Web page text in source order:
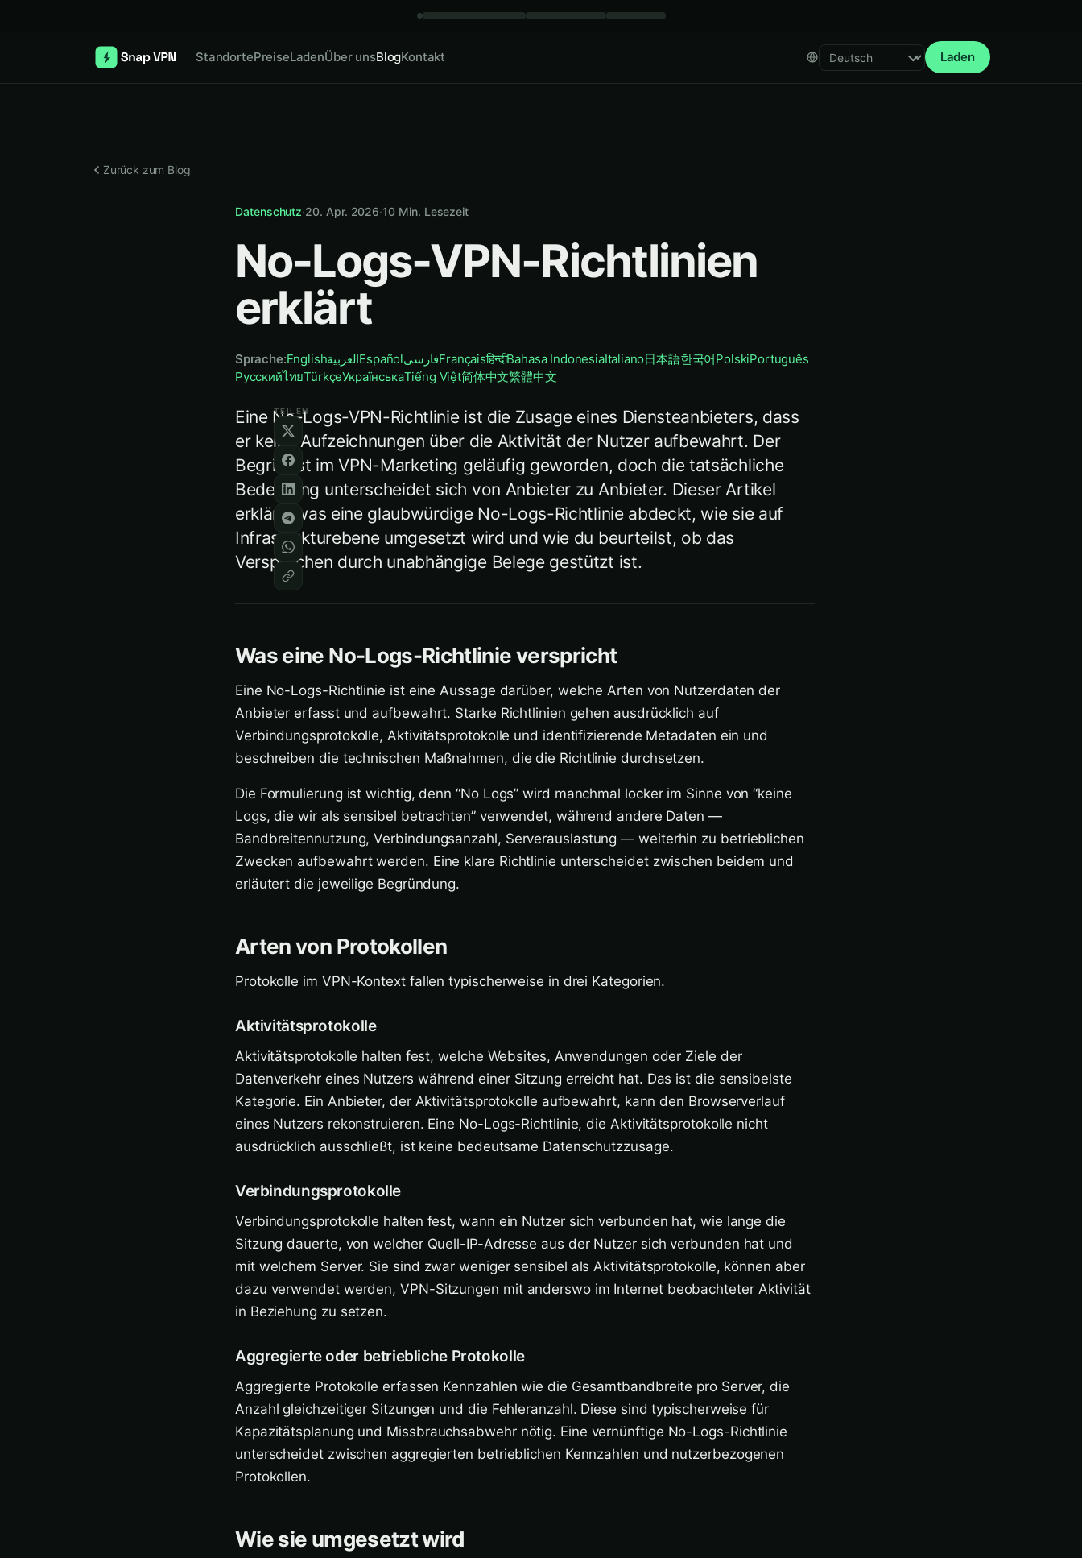
StandortePreiseLadenÜber unsBlogKontakt
Select language
Laden
Zurück zum Blog
Datenschutz·20. Apr. 2026·10 Min. Lesezeit
No-Logs-VPN-Richtlinien
erklärt
Sprache:EnglishالعربيةEspañolفارسیFrançaisहिन्दीBahasa IndonesiaItaliano日本語한국어PolskiPortuguês
РусскийไทยTürkçeУкраїнськаTiếng Việt简体中文繁體中文
Eine No-Logs-VPN-Richtlinie ist die Zusage eines Diensteanbieters, dass
er keine Aufzeichnungen über die Aktivität der Nutzer aufbewahrt. Der
Begriff ist im VPN-Marketing geläufig geworden, doch die tatsächliche
Bedeutung unterscheidet sich von Anbieter zu Anbieter. Dieser Artikel
erklärt, was eine glaubwürdige No-Logs-Richtlinie abdeckt, wie sie auf
Infrastrukturebene umgesetzt wird und wie du beurteilst, ob das
Versprechen durch unabhängige Belege gestützt ist.
Was eine No-Logs-Richtlinie verspricht
Eine No-Logs-Richtlinie ist eine Aussage darüber, welche Arten von Nutzerdaten der
Anbieter erfasst und aufbewahrt. Starke Richtlinien gehen ausdrücklich auf
Verbindungsprotokolle, Aktivitätsprotokolle und identifizierende Metadaten ein und
beschreiben die technischen Maßnahmen, die die Richtlinie durchsetzen.
Die Formulierung ist wichtig, denn “No Logs” wird manchmal locker im Sinne von “keine
Logs, die wir als sensibel betrachten” verwendet, während andere Daten —
Bandbreitennutzung, Verbindungsanzahl, Serverauslastung — weiterhin zu betrieblichen
Zwecken aufbewahrt werden. Eine klare Richtlinie unterscheidet zwischen beidem und
erläutert die jeweilige Begründung.
Arten von Protokollen
Protokolle im VPN-Kontext fallen typischerweise in drei Kategorien.
Aktivitätsprotokolle
Aktivitätsprotokolle halten fest, welche Websites, Anwendungen oder Ziele der
Datenverkehr eines Nutzers während einer Sitzung erreicht hat. Das ist die sensibelste
Kategorie. Ein Anbieter, der Aktivitätsprotokolle aufbewahrt, kann den Browserverlauf
eines Nutzers rekonstruieren. Eine No-Logs-Richtlinie, die Aktivitätsprotokolle nicht
ausdrücklich ausschließt, ist keine bedeutsame Datenschutzzusage.
Verbindungsprotokolle
Verbindungsprotokolle halten fest, wann ein Nutzer sich verbunden hat, wie lange die
Sitzung dauerte, von welcher Quell-IP-Adresse aus der Nutzer sich verbunden hat und
mit welchem Server. Sie sind zwar weniger sensibel als Aktivitätsprotokolle, können aber
dazu verwendet werden, VPN-Sitzungen mit anderswo im Internet beobachteter Aktivität
in Beziehung zu setzen.
Aggregierte oder betriebliche Protokolle
Aggregierte Protokolle erfassen Kennzahlen wie die Gesamtbandbreite pro Server, die
Anzahl gleichzeitiger Sitzungen und die Fehleranzahl. Diese sind typischerweise für
Kapazitätsplanung und Missbrauchsabwehr nötig. Eine vernünftige No-Logs-Richtlinie
unterscheidet zwischen aggregierten betrieblichen Kennzahlen und nutzerbezogenen
Protokollen.
Wie sie umgesetzt wird
TEILEN